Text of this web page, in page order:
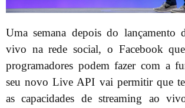
Uma semana depois do lançamento
vivo na rede social, o Facebook
programadores podem fazer com a
seu novo Live API vai permitir que
as capacidades de streaming ao